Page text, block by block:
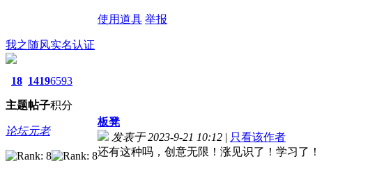
使用道具 举报
我之随风实名认证
18
主题
1419
帖子
6593
积分
论坛元老
板凳
发表于 2023-9-21 10:12 | 只看该作者
还有这种吗，创意无限！涨见识了！学习了！